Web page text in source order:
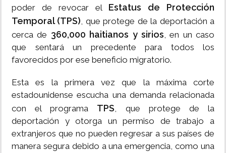
poder de revocar el Estatus de Protección
Temporal (TPS), que protege de la deportación a
cerca de 360,000 haitianos y sirios, en un caso
que sentará un precedente para todos los
favorecidos por ese beneficio migratorio.
Esta es la primera vez que la máxima corte
estadounidense escucha una demanda relacionada
con el programa TPS, que protege de la
deportación y otorga un permiso de trabajo a
extranjeros que no pueden regresar a sus países de
manera segura debido a una emergencia, como una